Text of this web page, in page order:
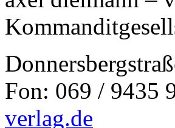
Fon: 069 / 9435
verlag.de